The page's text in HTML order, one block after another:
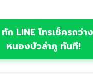
ก LINE โทรเช็ครถว่าง
หนองบัวลำภู ทันที!